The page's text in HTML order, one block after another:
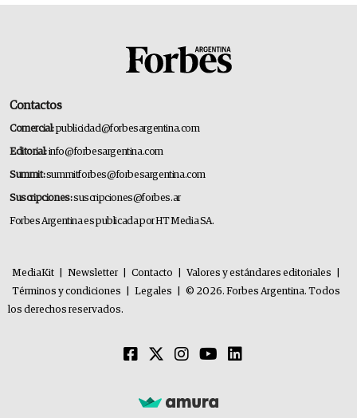
Contactos
Comercial:publicidad@forbesargentina.com
Editorial:info@forbesargentina.com
Summit:summitforbes@forbesargentina.com
Suscripciones:suscripciones@forbes.ar
Forbes Argentina es publicada por HT Media SA.
MediaKit Newsletter Contacto Valores y estándares editoriales
Términos y condiciones
Legales
© 2026. Forbes Argentina. Todos
los derechos reservados.